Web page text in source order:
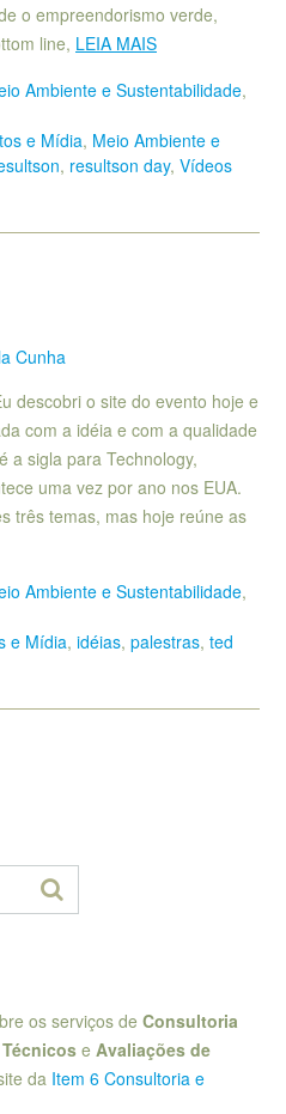
o empreendorismo verde,
line, LEIA MAIS
Ambiente e Sustentabilidade,
e Mídia, Meio Ambiente e
, resultson day, Vídeos
Cunha
descobri o site do evento hoje e
com a idéia e com a qualidade
a sigla para Technology,
uma vez por ano nos EUA.
três temas, mas hoje reúne as
Ambiente e Sustentabilidade,
e Mídia, idéias, palestras, ted
os serviços de Consultoria
e Avaliações de
da Item 6 Consultoria e